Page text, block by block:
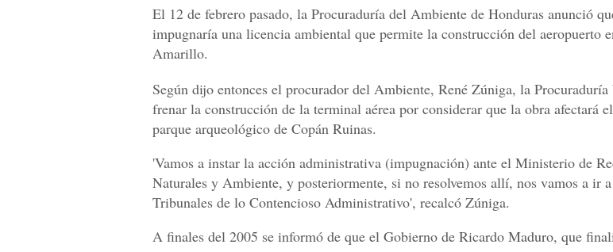
El 12 de febrero pasado, la Procuraduría del Ambiente de Honduras anunció
impugnaría una licencia ambiental que permite la construcción del aeropuerto
Amarillo.
Según dijo entonces el procurador del Ambiente, René Zúniga, la Procuraduría
frenar la construcción de la terminal aérea por considerar que la obra afectará el
parque arqueológico de Copán Ruinas.
'Vamos a instar la acción administrativa (impugnación) ante el Ministerio de
Naturales y Ambiente, y posteriormente, si no resolvemos allí, nos vamos a ir
Tribunales de lo Contencioso Administrativo', recalcó Zúniga.
A finales del 2005 se informó de que el Gobierno de Ricardo Maduro, que